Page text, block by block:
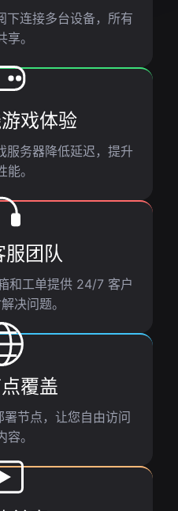
连接多台设备，所有
享。
戏体验
务器降低延迟，提升
能。
团队
和工单提供 24/7 客户
决问题。
覆盖
节点，让您自由访问
容。